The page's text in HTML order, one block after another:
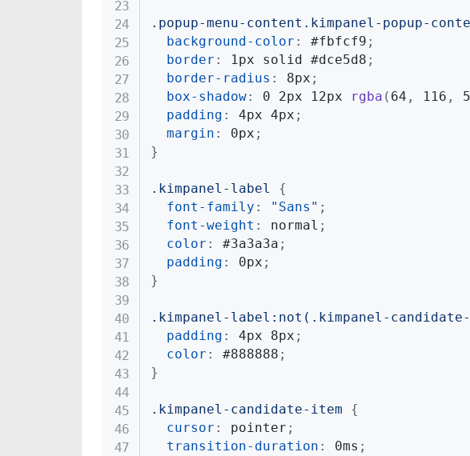
.popup-menu-content.kimpanel-popup-
background-color : #fbfcf9 ;
border : 1px solid #dce5d8 ;
border-radius : 8px ;
box-shadow: 0 2px 12px rgba ( 64 , 116 ,
padding : 4px 4px ;
margin : 0px ;
}
.kimpanel-label
{
font-family : "Sans" ;
font-weight : normal ;
color : #3a3a3a ;
padding : 0px ;
}
.kimpanel-label:not(.kimpanel-
padding : 4px 8px ;
color : #888888 ;
}
.kimpanel-candidate-item
{
cursor : pointer ;
transition-duration : 0ms ;